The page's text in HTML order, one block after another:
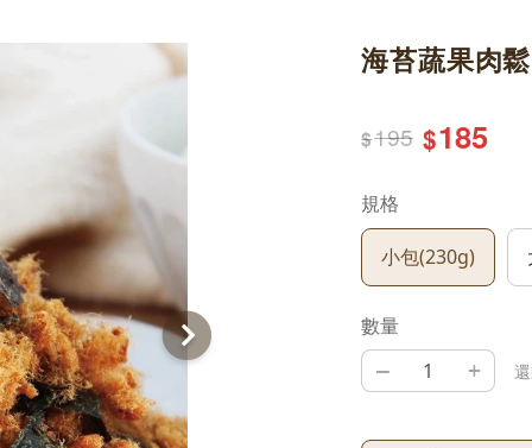
海苔蔬果肉鬆
$195 $185
規格
小包(230g)
數量
– +